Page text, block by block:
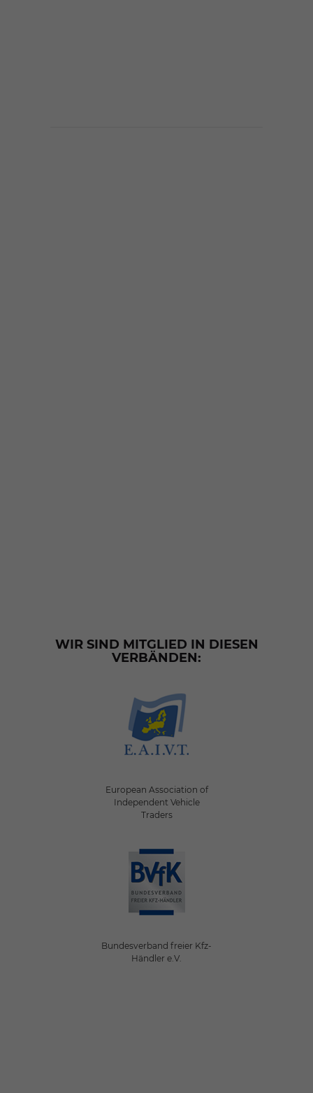
WIR SIND MITGLIED IN DIESEN
VERBÄNDEN:
European Association of
Independent Vehicle
Traders
Bundesverband freier Kfz-
Händler e.V.